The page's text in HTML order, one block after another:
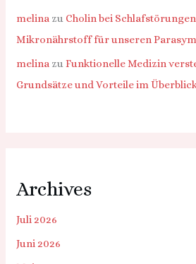
melina zu Cholin bei
Mikronährstoff für unseren
melina zuFunktionelle Medizin
Grundsätze und Vorteile im
Archives
Juli 2026
Juni 2026